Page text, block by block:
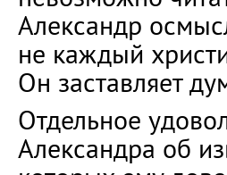
Александр
не каждый
Он заставляет
Отдельное
Александра об